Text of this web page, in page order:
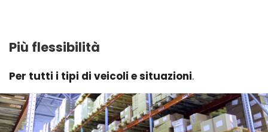
Più flessibilità
Per tutti i tipi di veicoli e situazioni.